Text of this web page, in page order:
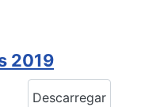
2019
Descarregar